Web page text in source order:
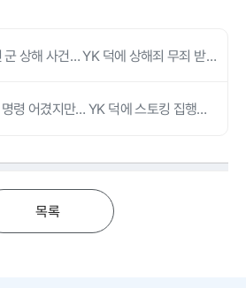
군 상해 사건… YK 덕에 상해죄 무죄 받고
령 어겼지만… YK 덕에 스토킹 집행유
목록